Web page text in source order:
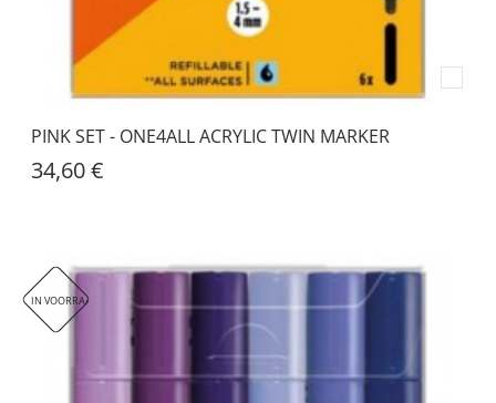
PINK SET - ONE4ALL ACRYLIC TWIN MARKER
34,60 €
IN VOORRAAD